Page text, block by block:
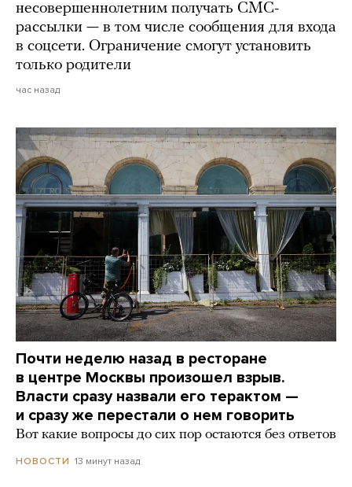
несовершеннолетним получать СМС-
рассылки — в том числе сообщения для входа
в соцсети. Ограничение смогут установить
только родители
час назад
Почти неделю назад в ресторане
в центре Москвы произошел взрыв.
Власти сразу назвали его терактом —
и сразу же перестали о нем говорить
Вот какие вопросы до сих пор остаются без ответов
НОВОСТИ 13 минут назад